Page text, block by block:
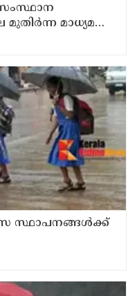
മാധ്യമ
മൊഗ്രാൽ
സ്ഥാപനങ്ങള്‍ക്ക്